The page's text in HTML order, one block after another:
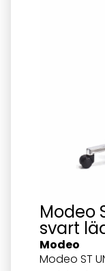
Modeo
svart
Modeo
Modeo ST